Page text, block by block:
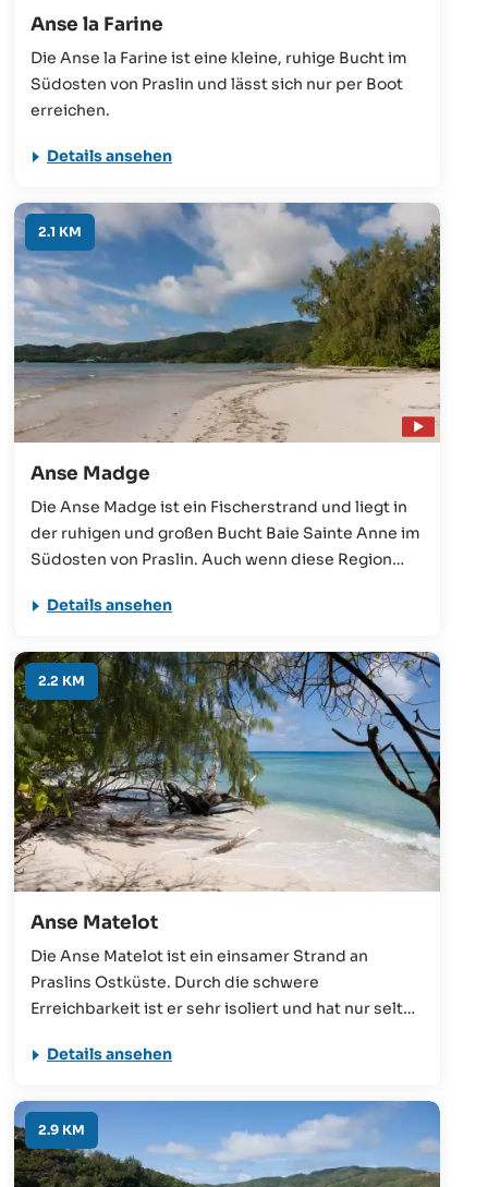
Anse la Farine
Die Anse la Farine ist eine kleine, ruhige Bucht im
Südosten von Praslin und lässt sich nur per Boot
erreichen.
Details ansehen
2.1 KM
Anse Madge
Die Anse Madge ist ein Fischerstrand und liegt in
der ruhigen und großen Bucht Baie Sainte Anne im
Südosten von Praslin. Auch wenn diese Region
das Treiben der Fischer beobachten. In der Zeit
Seegras und Treibgut angespült.
Details ansehen
2.2 KM
Anse Matelot
Die Anse Matelot ist ein einsamer Strand an
Praslins Ostküste. Durch die schwere
Erreichbarkeit ist er sehr isoliert und hat nur selten
schwer begehbar und nicht einfach zu finden ist.
Kanu.
Details ansehen
2.9 KM